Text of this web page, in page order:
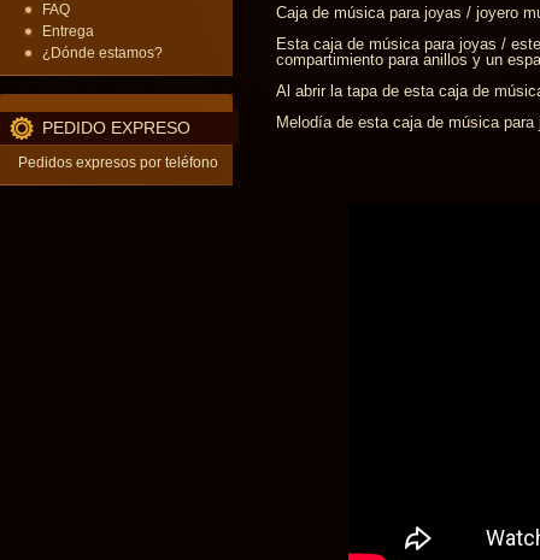
FAQ
Entrega
¿Dónde estamos?
PEDIDO EXPRESO
Pedidos expresos por teléfono
Caja de música para joyas / joyero
Esta caja de música para joyas /
compartimiento para anillos y un
Al abrir la tapa de esta caja de
Melodía de esta caja de música